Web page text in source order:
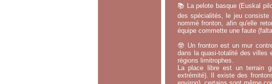
📚 La pelote basque (Euskal
des spécialités, le jeu consiste
nommé fronton, afin qu'elle
équipe commette une faute
🤓 Un fronton est un mur
dans la quasi-totalité des villes
régions limitrophes.
La place libre est un terrain
extrémité). Il existe des